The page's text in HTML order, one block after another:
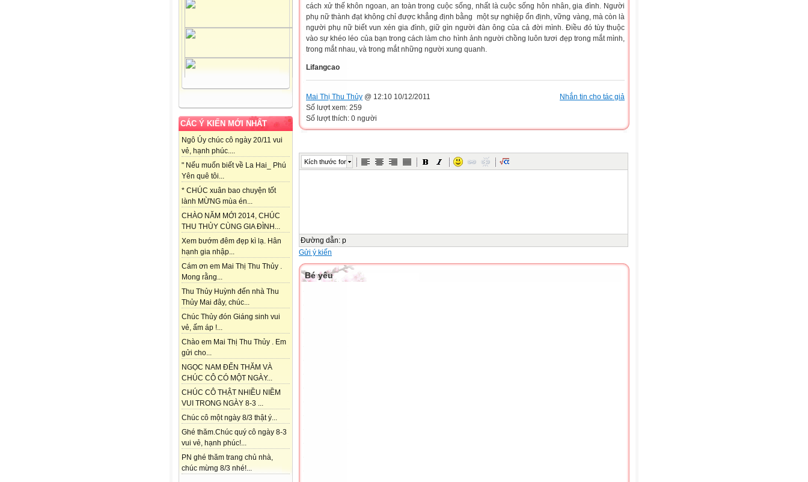
CÁC Ý KIẾN MỚI NHẤT
Ngô Úy chúc cô ngày 20/11 vui
vẻ, hạnh phúc....
" Nếu muốn biết về La Hai_ Phú
Yên quê tôi...
* CHÚC xuân bao chuyện tốt
lành MỪNG mùa én...
CHÀO NĂM MỚI 2014, CHÚC
THU THỦY CÙNG GIA ĐÌNH...
Xem bướm đêm đẹp kì lạ. Hân
hạnh gia nhập...
Cám ơn em Mai Thị Thu Thủy .
Mong rằng...
Thu Thủy Huỳnh đến nhà Thu
Thủy Mai đây, chúc...
Chúc Thủy đón Giáng sinh vui
vẻ, ấm áp !...
Chào em Mai Thị Thu Thủy . Em
gửi cho...
NGỌC NAM ĐẾN THĂM VÀ
CHÚC CÔ CÓ MỘT NGÀY...
CHÚC CÔ THẬT NHIỀU NIỀM
VUI TRONG NGÀY 8-3 ...
Chúc cô một ngày 8/3 thật ý...
Ghé thăm.Chúc quý cô ngày 8-3
vui vẻ, hạnh phúc!...
PN ghé thăm trang chủ nhà,
chúc mừng 8/3 nhé!...
cách xử thế khôn ngoan, an toàn trong cuộc sống, nhất là cuộc sống hôn nhân, gia đình. Người
phụ nữ thành đạt không chỉ được khẳng định bằng một sự nghiệp ổn định, vững vàng, mà còn là
người phụ nữ biết vun xén gia đình, giữ gìn người đàn ông của cả đời mình. Điều đó tùy thuộc
vào sự khéo léo của bạn trong cách làm cho hình ảnh người chồng luôn tươi đẹp trong mắt mình,
trong mắt nhau, và trong mắt những người xung quanh.
Lifangcao
Nhắn tin cho tác giả
Mai Thị Thu Thủy @ 12:10 10/12/2011
Số lượt xem: 259
Số lượt thích: 0 người
Kích thước font
Đường dẫn: p
Gửi ý kiến
Bé yêu